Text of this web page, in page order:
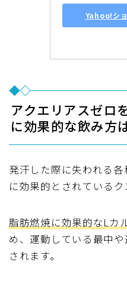
Yahoo!シ
アクエリアスゼロ
に効果的な飲み方
発汗した際に失われる
に効果的とされている
脂肪燃焼に効果的なLカ
め、運動している最中
されます。